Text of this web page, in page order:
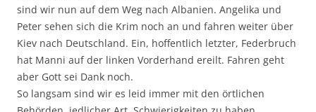
sind wir nun auf dem Weg nach Albanien. Angelika und
Peter sehen sich die Krim noch an und fahren weiter über
Kiev nach Deutschland. Ein, hoffentlich letzter, Federbruch
hat Manni auf der linken Vorderhand ereilt. Fahren geht
aber Gott sei Dank noch.
So langsam sind wir es leid immer mit den örtlichen